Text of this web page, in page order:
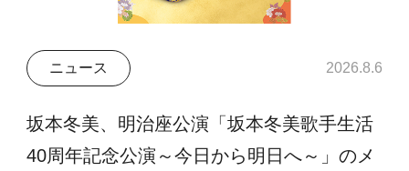
ニュース 2026.8.6
坂本冬美、明治座公演「坂本冬美歌手生活
40周年記念公演～今日から明日へ～」のメ